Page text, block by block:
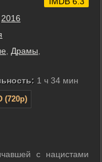
2016
Драмы
1 ч 34 мин
(720p)
с нацистами